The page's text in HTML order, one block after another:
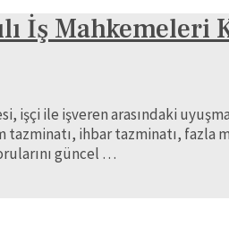
İş Mahkemeleri
işçi ile işveren arasındaki
tazminatı, ihbar tazminatı,
güncel …